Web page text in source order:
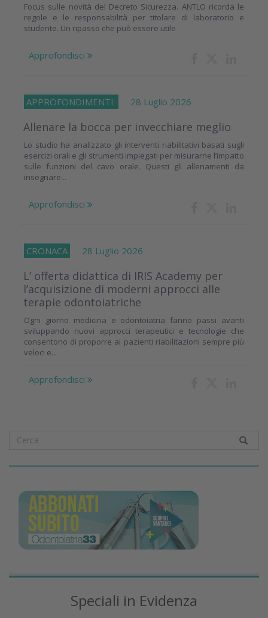
Focus sulle novità del Decreto Sicurezza. ANTLO ricorda le
regole e le responsabilità per titolare di laboratorio e
studente. Un ripasso che può essere utile
Approfondisci
APPROFONDIMENTI 28 Luglio 2026
Allenare la bocca per invecchiare meglio
Lo studio ha analizzato gli interventi riabilitativi basati sugli
esercizi orali e gli strumenti impiegati per misurarne l’impatto
sulle funzioni del cavo orale. Questi gli allenamenti da
insegnare...
Approfondisci
CRONACA 28 Luglio 2026
L’ offerta didattica di IRIS Academy per
l’acquisizione di moderni approcci alle
terapie odontoiatriche
Ogni giorno medicina e odontoiatria fanno passi avanti
sviluppando nuovi approcci terapeutici e tecnologie che
consentono di proporre ai pazienti riabilitazioni sempre più
veloci e...
Approfondisci
Speciali in Evidenza